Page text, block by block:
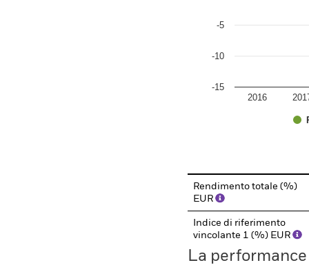
2016
-15
-10
-5
Rendimento totale (%)
EUR
Indice di riferimento
vincolante 1 (%) EUR
La